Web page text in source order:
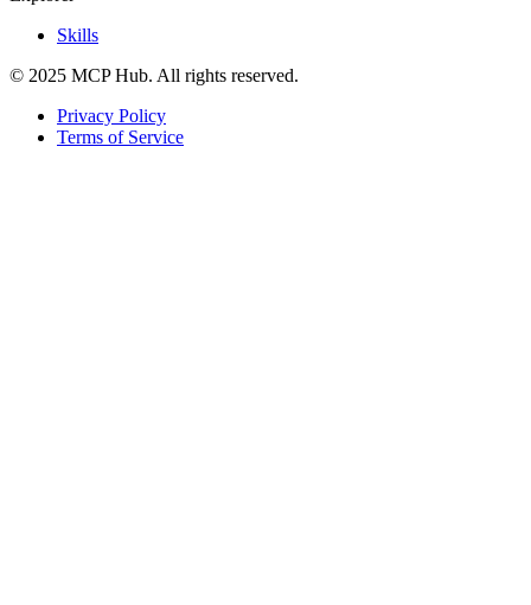
Skills
© 2025 MCP Hub. All rights reserved.
Privacy Policy
Terms of Service